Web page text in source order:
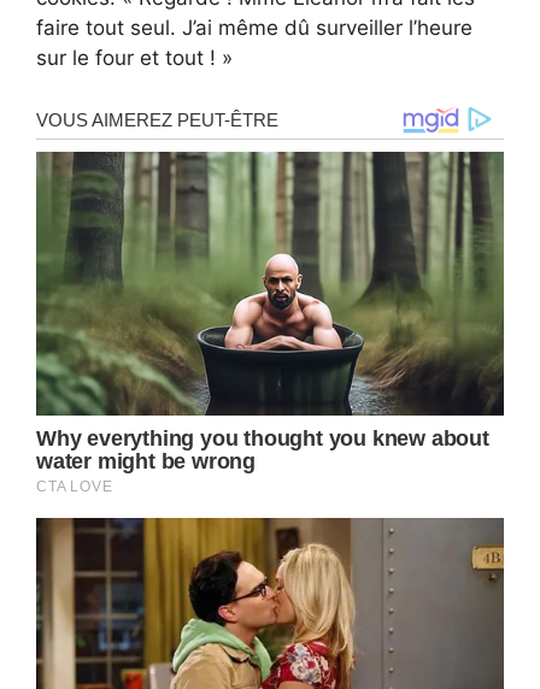
faire tout seul. J’ai même dû surveiller l’heure
sur le four et tout ! »